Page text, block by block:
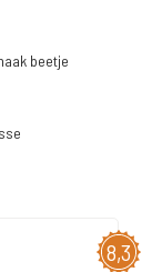
beetje
8,3